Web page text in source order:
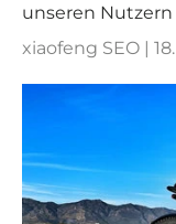
unseren Nutzern
xiaofeng SEO |